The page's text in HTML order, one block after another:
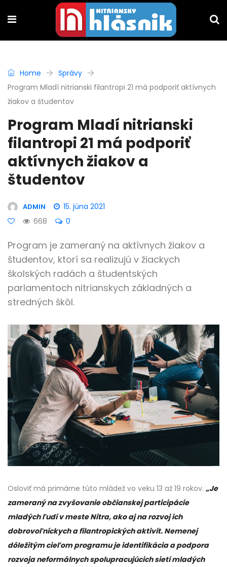
Home
Správy
Program Mladí nitrianski filantropi 21 má podporiť aktívnych
žiakov a študentov
Program Mladí nitrianski
filantropi 21 má podporiť
aktívnych žiakov a
študentov
ADMIN
15. júna 2021
668
0
Program je zameraný na aktívnych žiakov a
študentov, ktorí sa realizujú v žiackych
školských radách a študentských
parlamentoch nitrianskych základných a
stredných škôl.
Osloviť má primárne túto mládež vo veku 13 až 19 rokov. „Je
zameraný na zvyšovanie občianskej participácie
mladých ľudí v meste Nitra, ako aj na rozvoj ich
dobrovoľníckych a filantropických aktivít. Nemenej
dôležitým cieľom programu je identifikácia a podpora
rozvoja neformálnych spolupracujúcich sietí mladých